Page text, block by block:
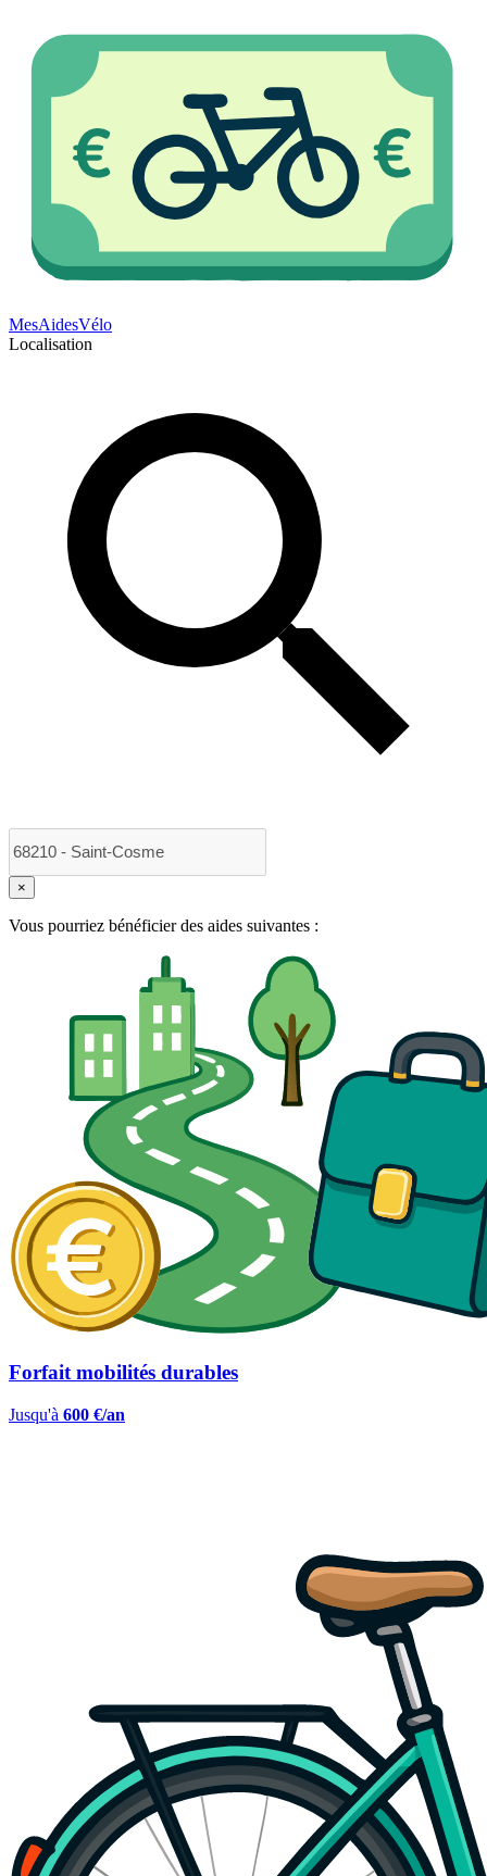
MesAidesVélo
Localisation
×
Vous pourriez bénéficier des aides suivantes :
Forfait mobilités durables
Jusqu'à 600 €/an